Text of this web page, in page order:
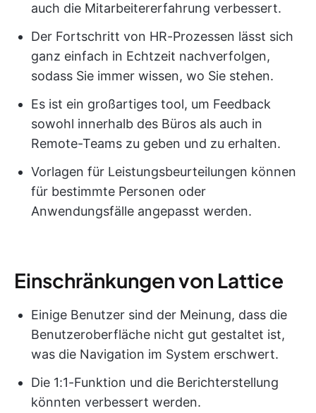
auch die Mitarbeitererfahrung verbessert.
Der Fortschritt von HR-Prozessen lässt sich
ganz einfach in Echtzeit nachverfolgen,
sodass Sie immer wissen, wo Sie stehen.
Es ist ein großartiges tool, um Feedback
sowohl innerhalb des Büros als auch in
Remote-Teams zu geben und zu erhalten.
Vorlagen für Leistungsbeurteilungen können
für bestimmte Personen oder
Anwendungsfälle angepasst werden.
Einschränkungen von Lattice
Einige Benutzer sind der Meinung, dass die
Benutzeroberfläche nicht gut gestaltet ist,
was die Navigation im System erschwert.
Die 1:1-Funktion und die Berichterstellung
könnten verbessert werden.